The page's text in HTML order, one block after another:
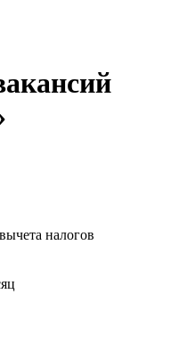
налогов